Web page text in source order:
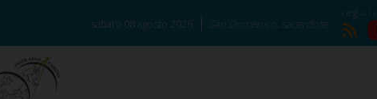
sabato 08 agosto 2026 San Domenico, sacerdote
RSS